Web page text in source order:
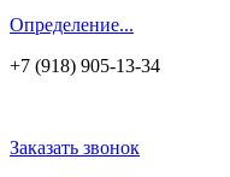
Определение...
+7 (918) 905-13-34
Заказать звонок